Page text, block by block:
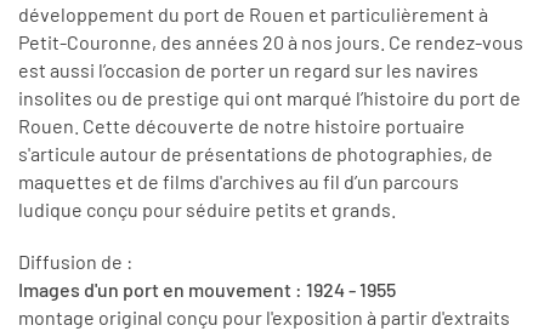
développement du port de Rouen et particulièrement à
Petit-Couronne, des années 20 à nos jours. Ce rendez-vous
est aussi l’occasion de porter un regard sur les navires
insolites ou de prestige qui ont marqué l’histoire du port de
Rouen. Cette découverte de notre histoire portuaire
s'articule autour de présentations de photographies, de
maquettes et de films d'archives au fil d’un parcours
ludique conçu pour séduire petits et grands.
Diffusion de :
Images d'un port en mouvement : 1924 - 1955
montage original conçu pour l'exposition à partir d'extraits